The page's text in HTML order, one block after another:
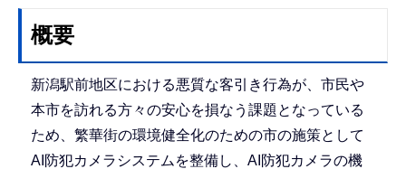
概要
新潟駅前地区における悪質な客引き行為が、市民や
本市を訪れる方々の安心を損なう課題となっている
ため、繁華街の環境健全化のための市の施策として
AI防犯カメラシステムを整備し、АI防犯カメラの機